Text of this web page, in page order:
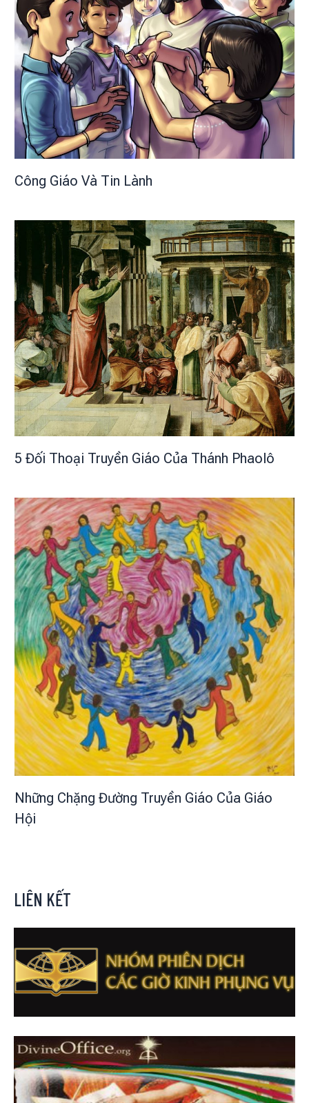
Công Giáo Và Tin Lành
5 Đối Thoại Truyền Giáo Của Thánh Phaolô
Những Chặng Đường Truyền Giáo Của Giáo
Hội
LIÊN KẾT